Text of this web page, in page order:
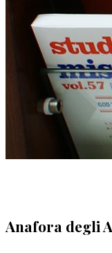
Anafora degli